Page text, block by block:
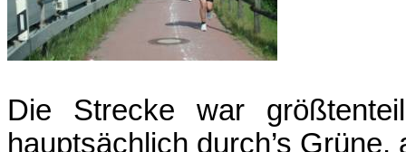
Die Strecke war
hauptsächlich durch’s